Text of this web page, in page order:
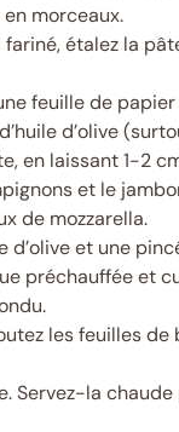
morceaux.
étalez la
feuille de
d’olive
en laissant 1-2
et le
de mozzarella.
d’olive et une
préchauffée et
les feuilles de
Servez-la